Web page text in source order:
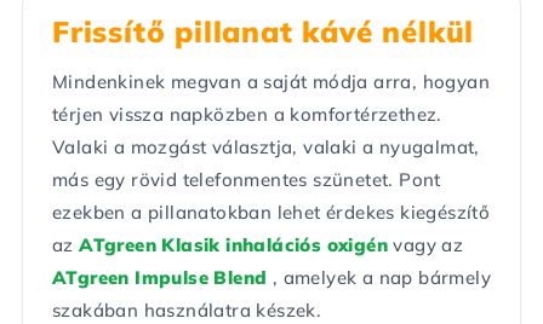
Frissítő pillanat kávé nélkül
Mindenkinek megvan a saját módja arra, hogyan
térjen vissza napközben a komfortérzethez.
Valaki a mozgást választja, valaki a nyugalmat,
más egy rövid telefonmentes szünetet. Pont
ezekben a pillanatokban lehet érdekes kiegészítő
azATgreen Klasik inhalációs oxigénvagy az
ATgreen Impulse Blend , amelyek a nap bármely
szakában használatra készek.